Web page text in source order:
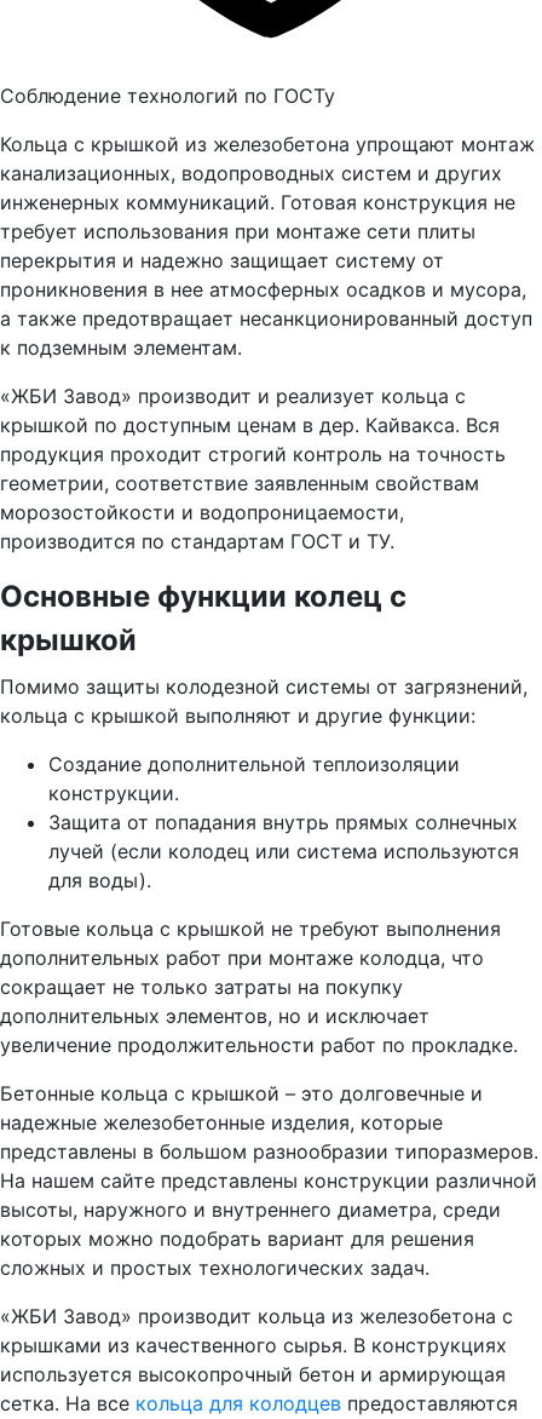
Соблюдение технологий по ГОСТу
Кольца с крышкой из железобетона упрощают монтаж
канализационных, водопроводных систем и других
инженерных коммуникаций. Готовая конструкция не
требует использования при монтаже сети плиты
перекрытия и надежно защищает систему от
проникновения в нее атмосферных осадков и мусора,
а также предотвращает несанкционированный доступ
к подземным элементам.
«ЖБИ Завод» производит и реализует кольца с
крышкой по доступным ценам в дер. Кайвакса. Вся
продукция проходит строгий контроль на точность
геометрии, соответствие заявленным свойствам
морозостойкости и водопроницаемости,
производится по стандартам ГОСТ и ТУ.
Основные функции колец с
крышкой
Помимо защиты колодезной системы от загрязнений,
кольца с крышкой выполняют и другие функции:
Создание дополнительной теплоизоляции
конструкции.
Защита от попадания внутрь прямых солнечных
лучей (если колодец или система используются
для воды).
Готовые кольца с крышкой не требуют выполнения
дополнительных работ при монтаже колодца, что
сокращает не только затраты на покупку
дополнительных элементов, но и исключает
увеличение продолжительности работ по прокладке.
Бетонные кольца с крышкой – это долговечные и
надежные железобетонные изделия, которые
представлены в большом разнообразии типоразмеров.
На нашем сайте представлены конструкции различной
высоты, наружного и внутреннего диаметра, среди
которых можно подобрать вариант для решения
сложных и простых технологических задач.
«ЖБИ Завод» производит кольца из железобетона с
крышками из качественного сырья. В конструкциях
используется высокопрочный бетон и армирующая
сетка. На все кольца для колодцев предоставляются